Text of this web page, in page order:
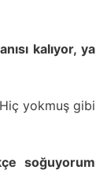
kalıyor, ya
yokmuş gibi
soğuyorum